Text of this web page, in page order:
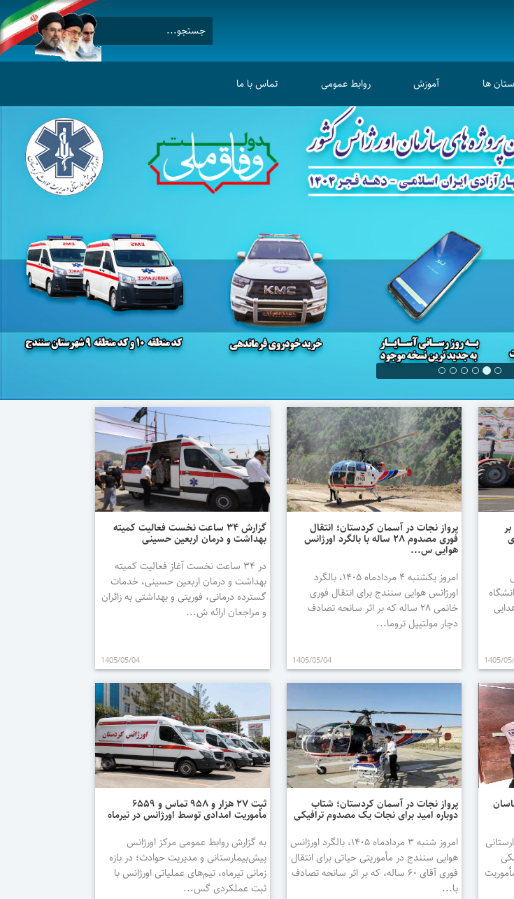
ها آموزش روابط عمومی تماس با ما
1405/
پرواز نجات در آسمان کردستان؛ انتقال
فوری مصدوم ۲۸ ساله با بالگرد اورژانس
هوایی س...
امروز یکشنبه ۴ مردادماه ۱۴۰۵، بالگرد
اورژانس هوایی سنندج برای انتقال فوری
خانمی ۲۸ ساله که بر اثر سانحه تصادف
دچار مولتیپل تروما...
1405/05/04
گزارش ۳۴ ساعت نخست فعالیت کمیته
بهداشت و درمان اربعین حسینی
در ۳۴ ساعت نخست آغاز فعالیت کمیته
بهداشت و درمان اربعین حسینی، خدمات
گسترده درمانی، فوریتی و بهداشتی به زائران
و مراجعان ارائه ش...
1405/05/04
پرواز نجات در آسمان کردستان؛ شتاب
دوباره امید برای نجات یک مصدوم ترافیکی
امروز شنبه ۳ مردادماه ۱۴۰۵، بالگرد اورژانس
هوایی سنندج در مأموریتی حیاتی برای انتقال
فوری آقای ۶۰ ساله، که بر اثر سانحه تصادف
با...
ثبت ۲۷ هزار و ۹۵۸ تماس و ۶۵۵۹
مأموریت امدادی توسط اورژانس در تیرماه
به گزارش روابط عمومی مرکز اورژانس
پیش‌بیمارستانی و مدیریت حوادث؛ در بازه
زمانی تیرماه، تیم‌های عملیاتی اورژانس با
ثبت عملکردی گس...